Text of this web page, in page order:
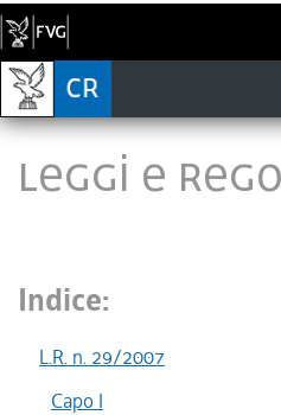
LEGGI E
Indice:
L.R. n. 29/2007
Capo I